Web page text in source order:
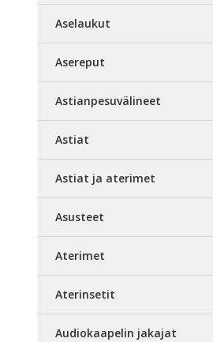
Aselaukut
Asereput
Astianpesuvälineet
Astiat
Astiat ja aterimet
Asusteet
Aterimet
Aterinsetit
Audiokaapelin jakajat